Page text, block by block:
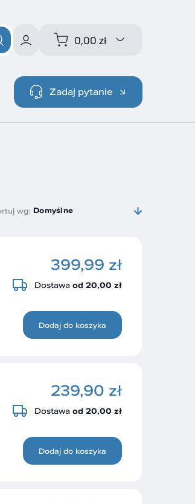
0,00 zł
Zadaj pytanie
wg: Domyślne
399,99 zł
Dostawa od 20,00 zł
Dodaj do koszyka
239,90 zł
Dostawa od 20,00 zł
Dodaj do koszyka